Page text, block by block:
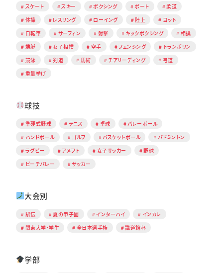
スケート スキー ボクシング ボート
柔道
体操
レスリング ローイング 陸上
ヨット
自転車
サーフィン 射撃 キックボクシング
相撲
端艇
女子相撲 空手 フェンシング
トランポリン
競泳
剣道 馬術 チアリーディング
弓道
重量挙げ
球技
準硬式野球 テニス 卓球
バレーボール
ハンドボール
ゴルフ バスケットボール
バドミントン
ラグビー
アメフト 女子サッカー
野球
ビーチバレー
サッカー
大会別
駅伝 夏の甲子園 インターハイ
インカレ
関東大学・学生
全日本選手権 講道館杯
学部